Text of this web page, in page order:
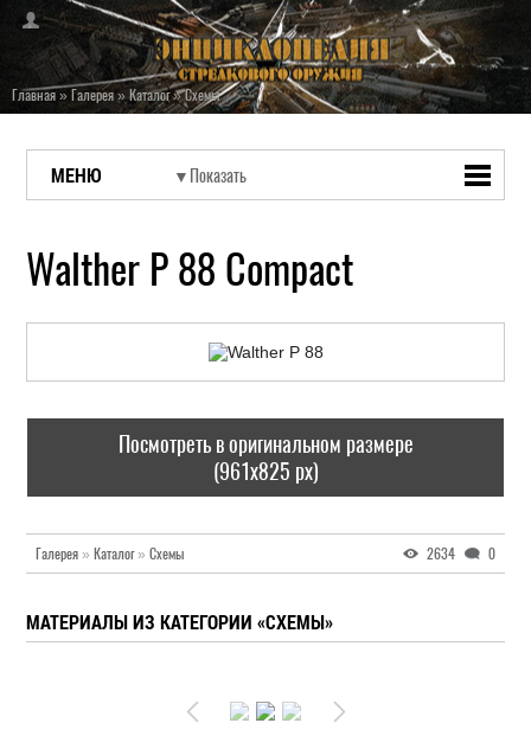
Главная»Галерея»Каталог»Схемы
МЕНЮ
Walther P 88 Compact
Посмотреть в оригинальном размере
(961x825 px)
Галерея » Каталог» Схемы 2634 0
МАТЕРИАЛЫ ИЗ КАТЕГОРИИ «СХЕМЫ»